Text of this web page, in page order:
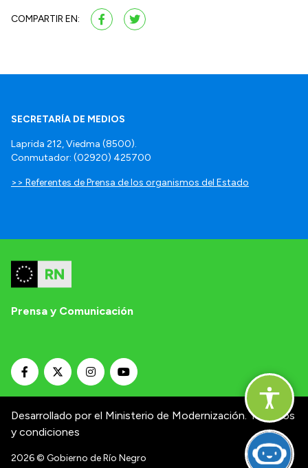
COMPARTIR EN:
SECRETARÍA DE MEDIOS
Laprida 212, Viedma (8500).
Conmutador: (02920) 425700
>> Referentes de Prensa de los organismos del Estado
Prensa y Comunicación
Desarrollado por el Ministerio de Modernización. Términos
y condiciones
2026© Gobierno de Río Negro